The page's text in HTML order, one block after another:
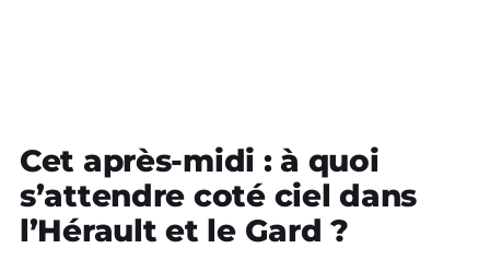
Cet après-midi : à quoi
s’attendre coté ciel dans
l’Hérault et le Gard ?